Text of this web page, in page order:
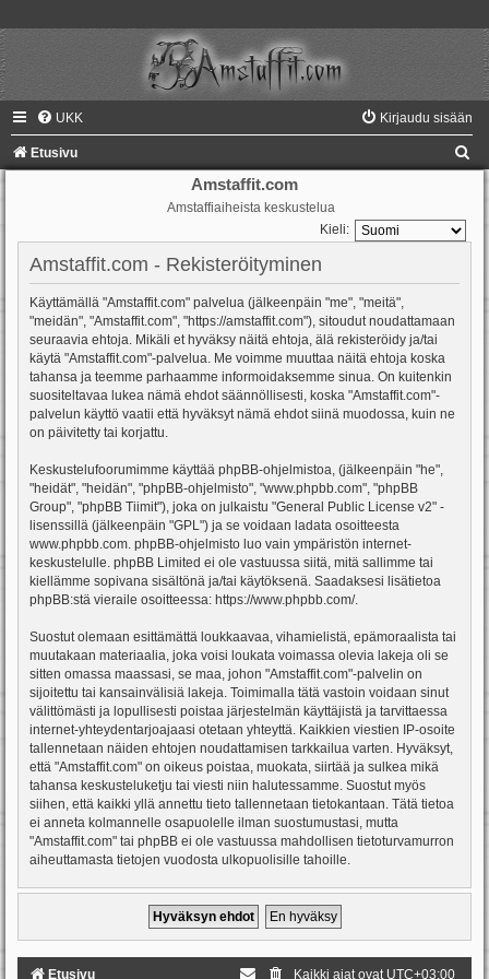
UKK Kirjaudu sisään
Etusivu
Amstaffit.com
Amstaffiaiheista keskustelua
Kieli:
Amstaffit.com - Rekisteröityminen
Käyttämällä "Amstaffit.com" palvelua (jälkeenpäin "me", "meitä",
"meidän", "Amstaffit.com", "https://amstaffit.com"), sitoudut noudattamaan
seuraavia ehtoja. Mikäli et hyväksy näitä ehtoja, älä rekisteröidy ja/tai
käytä "Amstaffit.com"-palvelua. Me voimme muuttaa näitä ehtoja koska
tahansa ja teemme parhaamme informoidaksemme sinua. On kuitenkin
suositeltavaa lukea nämä ehdot säännöllisesti, koska "Amstaffit.com"-
palvelun käyttö vaatii että hyväksyt nämä ehdot siinä muodossa, kuin ne
on päivitetty tai korjattu.
Keskustelufoorumimme käyttää phpBB-ohjelmistoa, (jälkeenpäin "he",
"heidät", "heidän", "phpBB-ohjelmisto", "www.phpbb.com", "phpBB
Group", "phpBB Tiimit"), joka on julkaistu "General Public License v2" -
lisenssillä (jälkeenpäin "GPL") ja se voidaan ladata osoitteesta
www.phpbb.com. phpBB-ohjelmisto luo vain ympäristön internet-
keskustelulle. phpBB Limited ei ole vastuussa siitä, mitä sallimme tai
kiellämme sopivana sisältönä ja/tai käytöksenä. Saadaksesi lisätietoa
phpBB:stä vieraile osoitteessa: https://www.phpbb.com/.
Suostut olemaan esittämättä loukkaavaa, vihamielistä, epämoraalista tai
muutakaan materiaalia, joka voisi loukata voimassa olevia lakeja oli se
sitten omassa maassasi, se maa, johon "Amstaffit.com"-palvelin on
sijoitettu tai kansainvälisiä lakeja. Toimimalla tätä vastoin voidaan sinut
välittömästi ja lopullisesti poistaa järjestelmän käyttäjistä ja tarvittaessa
internet-yhteydentarjoajaasi otetaan yhteyttä. Kaikkien viestien IP-osoite
tallennetaan näiden ehtojen noudattamisen tarkkailua varten. Hyväksyt,
että "Amstaffit.com" on oikeus poistaa, muokata, siirtää ja sulkea mikä
tahansa keskusteluketju tai viesti niin halutessamme. Suostut myös
siihen, että kaikki yllä annettu tieto tallennetaan tietokantaan. Tätä tietoa
ei anneta kolmannelle osapuolelle ilman suostumustasi, mutta
"Amstaffit.com" tai phpBB ei ole vastuussa mahdollisen tietoturvamurron
aiheuttamasta tietojen vuodosta ulkopuolisille tahoille.
Etusivu Kaikki ajat ovat UTC+03:00